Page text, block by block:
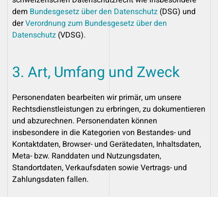
dem Bundesgesetz über den Datenschutz (DSG) und
derVerordnung zum Bundesgesetz über den
Datenschutz (VDSG).
3. Art, Umfang und Zweck
Personendaten bearbeiten wir primär, um unsere
Rechtsdienstleistungen zu erbringen, zu dokumentieren
und abzurechnen. Personendaten können
insbesondere in die Kategorien von Bestandes- und
Kontaktdaten, Browser- und Gerätedaten, Inhaltsdaten,
Meta- bzw. Randdaten und Nutzungsdaten,
Standortdaten, Verkaufsdaten sowie Vertrags- und
Zahlungsdaten fallen.